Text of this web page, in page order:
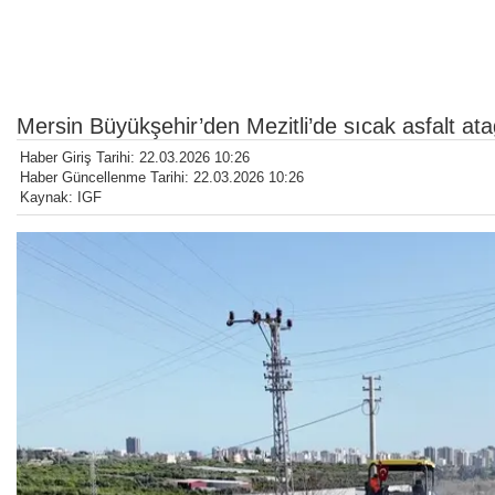
Mersin Büyükşehir’den Mezitli’de sıcak asfalt
Haber Giriş Tarihi: 22.03.2026 10:26
Haber Güncellenme Tarihi: 22.03.2026 10:26
Kaynak: IGF